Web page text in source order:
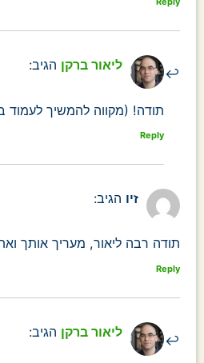
ליאור ברקן הגיב:
תודה! (מקווה להמשיך לעמוד
Reply
זיו הגיב:
תודה רבה ליאור, מעריך אותך
Reply
ליאור ברקן הגיב: